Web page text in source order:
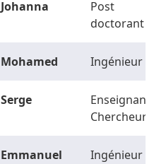
Johanna
Post
doctorant
Mohamed Ingénieur
Serge
Enseignant-
Chercheur
Emmanuel Ingénieur